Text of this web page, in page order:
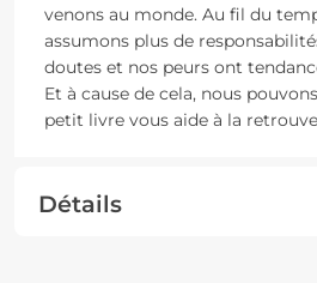
venons au monde. Au fil du
assumons plus de
doutes et nos peurs ont
Et à cause de cela, nous
petit livre vous aide à la
Détails